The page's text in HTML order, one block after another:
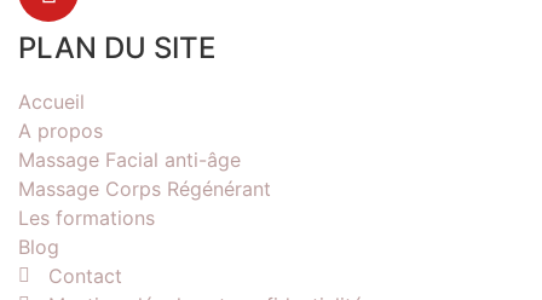
PLAN DU SITE
Accueil
A propos
Massage Facial anti-âge
Massage Corps Régénérant
Les formations
Blog
Contact